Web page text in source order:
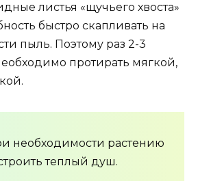
листья «щучьего хвоста»
быстро скапливать на
пыль. Поэтому раз 2-3
протирать мягкой,
необходимости растению
теплый душ.